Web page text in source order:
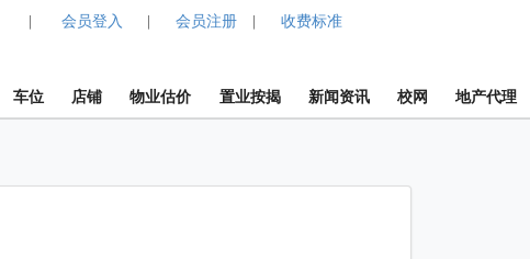
| 会员登入 | 会员注册 | 收费标准
车位 店铺 物业估价 置业按揭 新闻资讯 校网 地产代理